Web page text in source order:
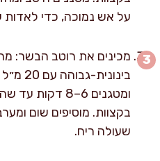
על אש נמוכה, כדי לאדות
מכינים את רוטב הבשר:
ומטגנים 6–8
שעולה ריח.